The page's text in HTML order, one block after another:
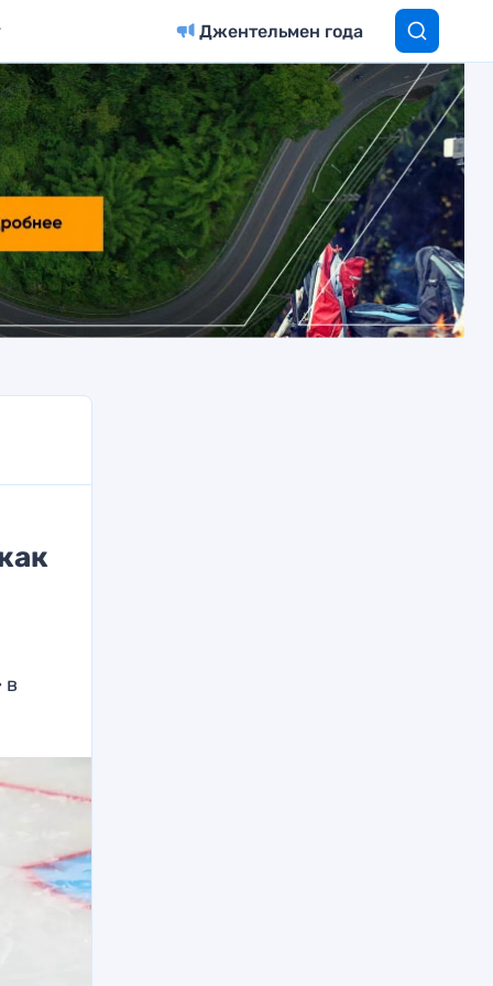
Джентельмен года
в